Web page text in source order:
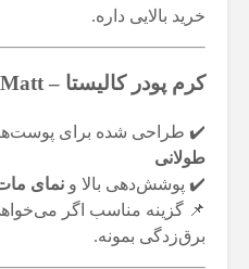
خرید بالایی داره.
کرم پودر کالیستا – Long Lasting & Matt
✔️ طراحی شده برای
طولانی
✔️ پوشش‌دهی بالا و نمای
📌 گزینه مناسب اگر
برق‌زدگی بمونه.